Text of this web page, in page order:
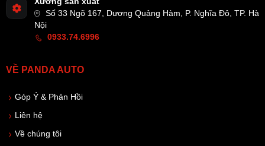
Số 33 Ngõ 167, Dương Quảng Hàm, P. Nghĩa Đô, TP. Hà
Nội
0933.74.6996
VỀ PANDA AUTO
Góp Ý & Phản Hồi
Liên hệ
Về chúng tôi